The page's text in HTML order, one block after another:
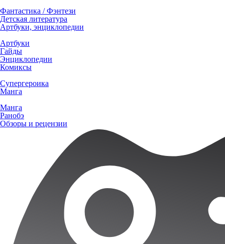
Фантастика / Фэнтези
Детская литература
Артбуки, энциклопедии
Артбуки
Гайды
Энциклопедии
Комиксы
Супергероика
Манга
Манга
Ранобэ
Обзоры и рецензии